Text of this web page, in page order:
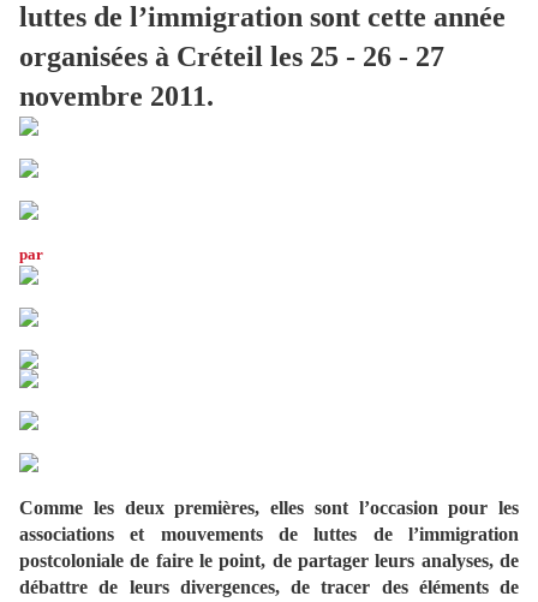
luttes de l’immigration sont cette année
organisées à Créteil les 25 - 26 - 27
novembre 2011.
par
Comme lesdeux premières, elles sont l’occasion pour les
associations et mouvements de luttes de l’immigration
postcoloniale de faire le point, de partager leurs analyses, de
débattre de leurs divergences, de tracer des éléments de